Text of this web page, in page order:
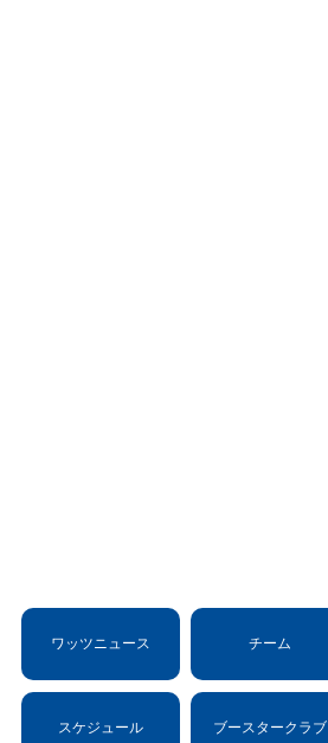
ワッツニュース チーム
スケジュール ブースタークラブ